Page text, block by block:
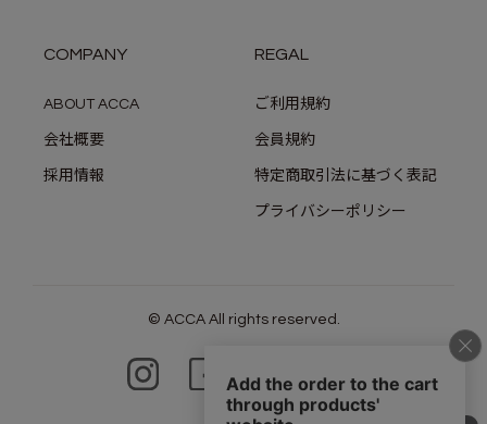
COMPANY
ABOUT ACCA
会社概要
採用情報
REGAL
ご利用規約
会員規約
特定商取引法に基づく表記
プライバシーポリシー
© ACCA All rights reserved.